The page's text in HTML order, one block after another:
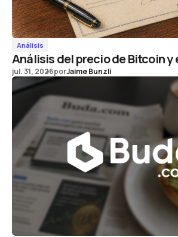
Análisis
Análisis del precio de Bitcoin
jul. 31, 2026porJaime Bunzli